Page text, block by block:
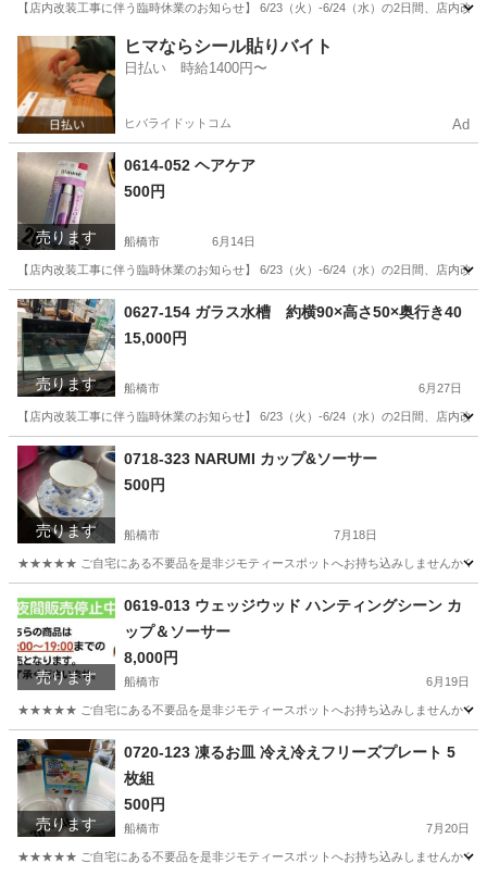
【店内改装工事に伴う臨時休業のお知らせ】 6/23（火）-6/24（水）の2日間、店内
千葉 船橋市 食器 リユース
ヒマならシール貼りバイト
日払い 時給1400円〜
ヒバライドットコム Ad
売ります
0614-052 ヘアケア
500円
船橋市 6月14日
【店内改装工事に伴う臨時休業のお知らせ】 6/23（火）-6/24（水）の2日間、店内
千葉 船橋市 リユース
売ります
0627-154 ガラス水槽 約横90×高さ50×奥行き40
15,000円
船橋市 6月27日
【店内改装工事に伴う臨時休業のお知らせ】 6/23（火）-6/24（水）の2日間、店内
千葉 船橋市
売ります
0718-323 NARUMI カップ&ソーサー
500円
船橋市 7月18日
★★★★★ ご自宅にある不要品を是非ジモティースポットへお持ち込みしませんか？
千葉 船橋市 NARUMI
売ります
0619-013 ウェッジウッド ハンティングシーン カ
ップ＆ソーサー
8,000円
船橋市 6月19日
★★★★★ ご自宅にある不要品を是非ジモティースポットへお持ち込みしませんか？
千葉 船橋市 リユース
売ります
0720-123 凍るお皿 冷え冷えフリーズプレート 5
枚組
500円
船橋市 7月20日
★★★★★ ご自宅にある不要品を是非ジモティースポットへお持ち込みしませんか？